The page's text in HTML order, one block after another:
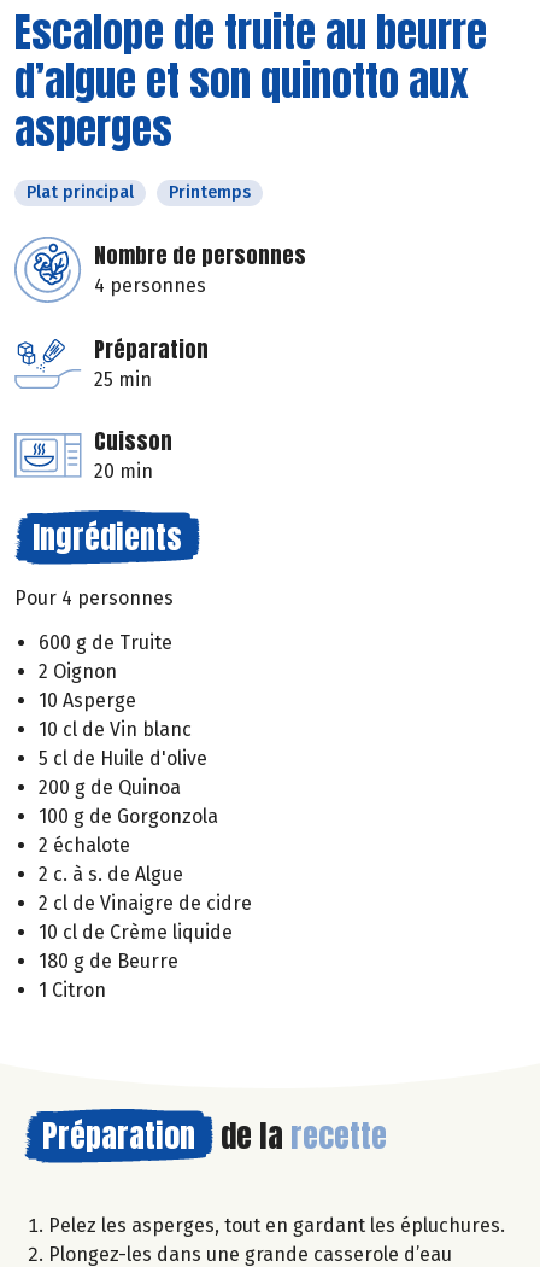
Escalope de truite au beurre
d’algue et son quinotto aux
asperges
Plat principal Printemps
Nombre de personnes
4 personnes
Préparation
25 min
Cuisson
20 min
Ingrédients
Pour 4 personnes
600 g de Truite
2 Oignon
10 Asperge
10 cl de Vin blanc
5 cl de Huile d'olive
200 g de Quinoa
100 g de Gorgonzola
2 échalote
2 c. à s. de Algue
2 cl de Vinaigre de cidre
10 cl de Crème liquide
180 g de Beurre
1 Citron
Préparation de la recette
Pelez les asperges, tout en gardant les épluchures.
Plongez-les dans une grande casserole d’eau